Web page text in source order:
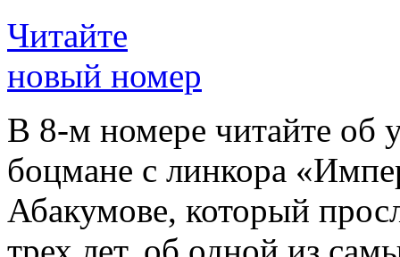
Читайте
новый номер
В 8-м номере читайте об
боцмане с линкора
Абакумове, который